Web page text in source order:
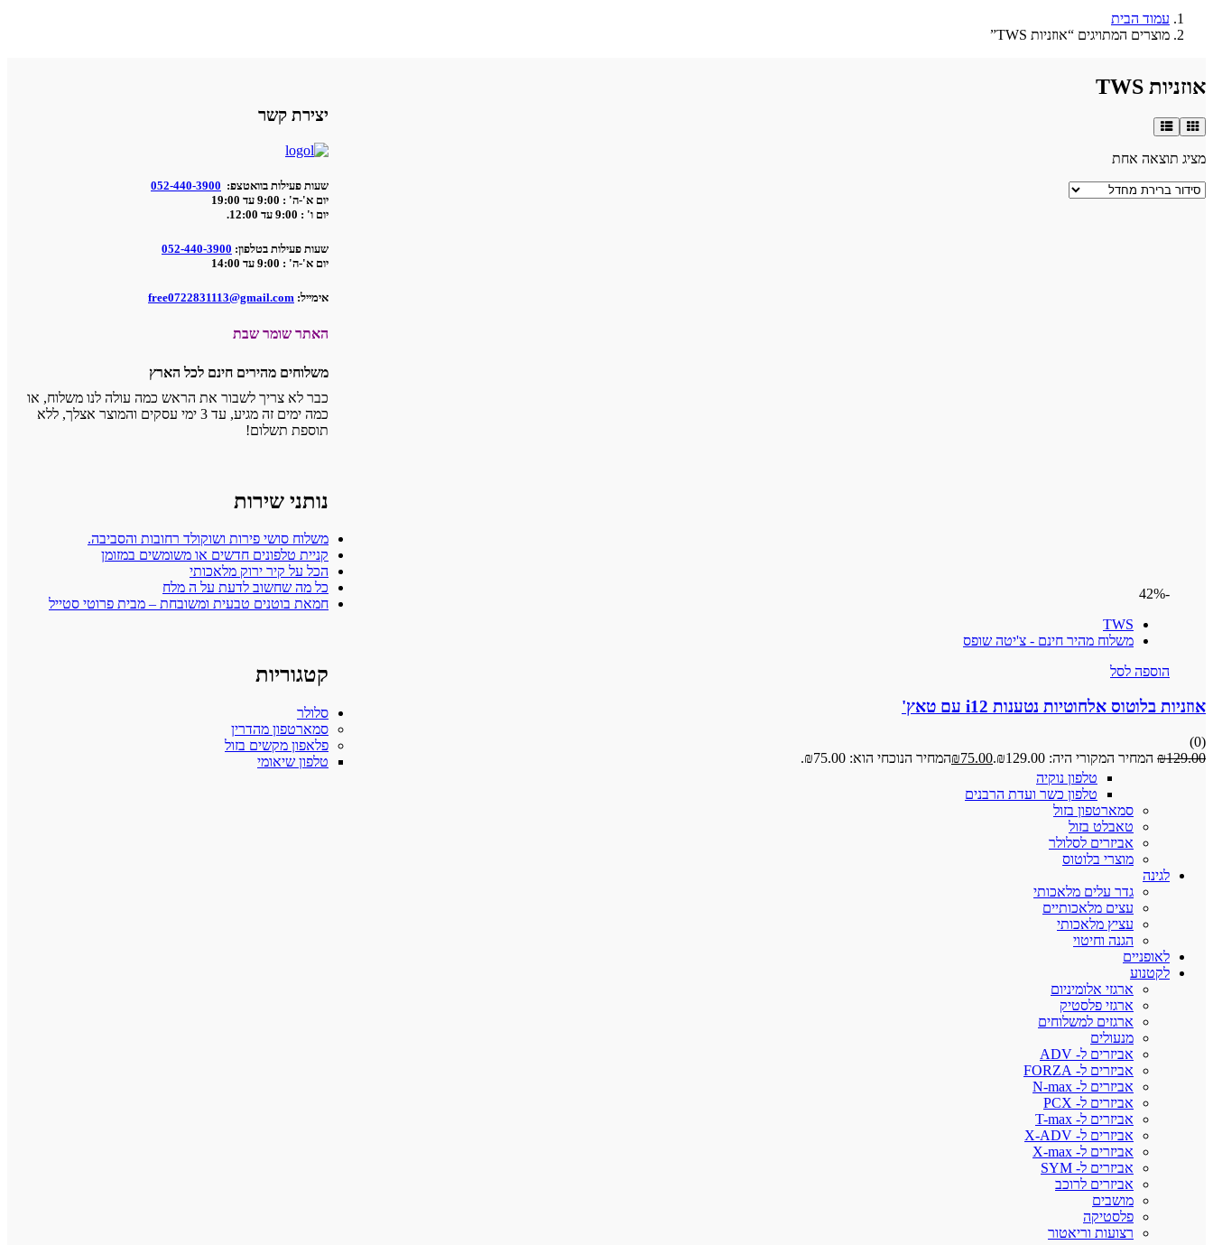
עמוד הבית
מוצרים המתויגים “אוזניות TWS”
אוזניות TWS
מציג תוצאה אחת
-42%
TWS
משלוח מהיר חינם - צ'יטה שופס
הוספה לסל
אוזניות בלוטוס אלחוטיות נטענות i12 עם טאץ'
(0)
₪129.00 המחיר המקורי היה: ₪129.00. ₪75.00 המחיר הנוכחי הוא: ₪75.00.
יצירת קשר
שעות פעילות בוואטצפ: 052-440-3900
יום א'-ה' : 9:00 עד 19:00
יום ו' : 9:00 עד 12:00.
שעות פעילות בטלפון: 052-440-3900
יום א'-ה' : 9:00 עד 14:00
אימייל: free0722831113@gmail.com
האתר שומר שבת
משלוחים מהירים חינם לכל הארץ
כבר לא צריך לשבור את הראש כמה עולה לנו משלוח, או
כמה ימים זה מגיע, עד 3 ימי עסקים והמוצר אצלך, ללא
תוספת תשלום!
נותני שירות
משלוח סושי פירות ושוקולד רחובות והסביבה.
קניית טלפונים חדשים או משומשים במזומן
הכל על קיר ירוק מלאכותי
כל מה שחשוב לדעת על ה מלח
חמאת בוטנים טבעית ומשובחת – מבית פרוטי סטייל
קטגוריות
סלולר
סמארטפון מהדרין
פלאפון מקשים בזול
טלפון שיאומי
טלפון נוקיה
טלפון כשר ועדת הרבנים
סמארטפון בזול
טאבלט בזול
אביזרים לסלולר
מוצרי בלוטוס
לגינה
גדר עלים מלאכותי
עצים מלאכותיים
עציץ מלאכותי
הגנה וחיטוי
לאופניים
לקטנוע
ארגזי אלומיניום
ארגזי פלסטיק
ארגזים למשלוחים
מנעולים
אביזרים ל- ADV
אביזרים ל- FORZA
אביזרים ל- N-max
אביזרים ל- PCX
אביזרים ל- T-max
אביזרים ל- X-ADV
אביזרים ל- X-max
אביזרים ל- SYM
אביזרים לרוכב
מושבים
פלסטיקה
רצועות וריאטור